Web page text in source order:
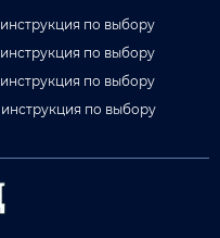
инструкция по выбору
инструкция по выбору
инструкция по выбору
инструкция по выбору